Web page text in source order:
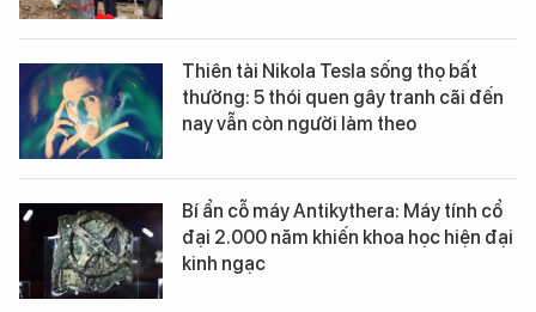
Thiên tài Nikola Tesla sống thọ bất
thường: 5 thói quen gây tranh cãi đến
nay vẫn còn người làm theo
Bí ẩn cỗ máy Antikythera: Máy tính cổ
đại 2.000 năm khiến khoa học hiện đại
kinh ngạc